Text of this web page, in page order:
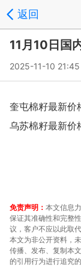
返回
11月10日国
2025-11-10 21:45
奎屯棉籽最新价
乌苏棉籽最新价
免责声明： 本文信息
保证其准确性和完整
议，客户不应以此取
本文为非公开资料，
传播、发布、复制本
的引用行为进行追究